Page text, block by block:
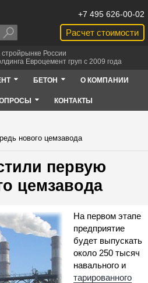
Расчет стоимости
+7 495 626-00-02
России
Евроцемент груп с 2009 года
БЕТОН О КОМПАНИИ
КОНТАКТЫ
нового цемзавода
первую
цемзавода
На первом этапе
предприятие
будет выпускать
около 250 тысяч
навального и
тарированного